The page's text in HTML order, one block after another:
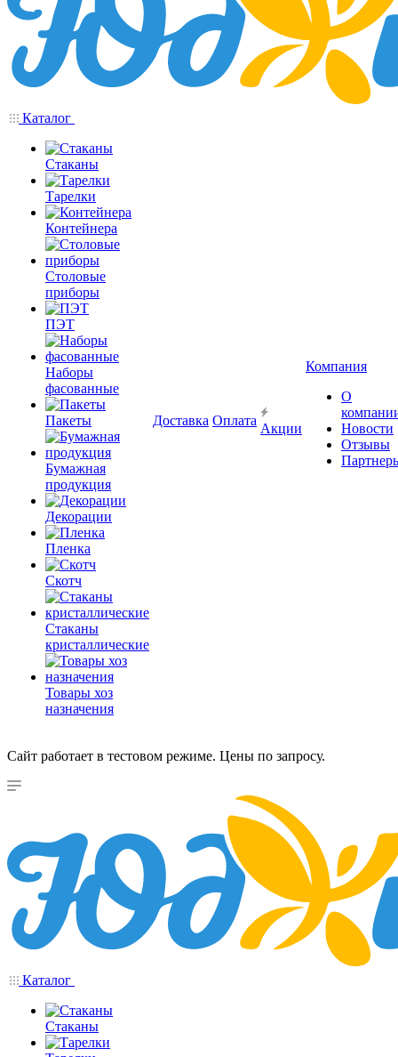
Каталог
Стаканы
Тарелки
Контейнера
Столовые
приборы
ПЭТ
Наборы
фасованные
Пакеты
Бумажная
продукция
Декорации
Пленка
Скотч
Стаканы
кристаллические
Товары хоз
назначения
Доставка Оплата
Акции
Компания
О
Новости
Отзывы
Сайт работает в тестовом режиме. Цены по запросу.
Каталог
Стаканы